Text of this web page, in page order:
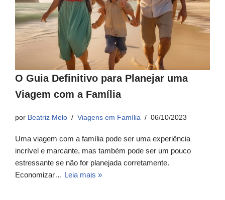
O Guia Definitivo para Planejar uma
Viagem com a Família
por Beatriz Melo Viagens em Família 06/10/2023
Uma viagem com a família pode ser uma experiência
incrível e marcante, mas também pode ser um pouco
estressante se não for planejada corretamente.
Economizar… Leia mais »